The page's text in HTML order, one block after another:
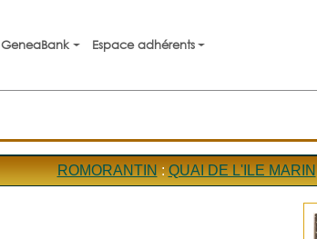
GeneaBank Espace adhérents
ROMORANTIN:QUAI DE L'ILE MARIN